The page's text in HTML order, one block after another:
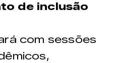
de inclusão
com sessões